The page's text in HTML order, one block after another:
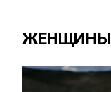
ЖЕНЩИНЫ